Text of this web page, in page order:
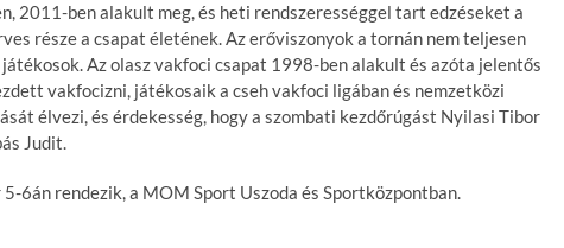
2011-ben alakult meg, és heti rendszerességgel tart edzéseket a
része a csapat életének. Az erőviszonyok a tornán nem teljesen
Az olasz vakfoci csapat 1998-ben alakult és azóta jelentős
vakfocizni, játékosaik a cseh vakfoci ligában és nemzetközi
élvezi, és érdekesség, hogy a szombati kezdőrúgást Nyilasi Tibor
Judit.
6án rendezik, a MOM Sport Uszoda és Sportközpontban.